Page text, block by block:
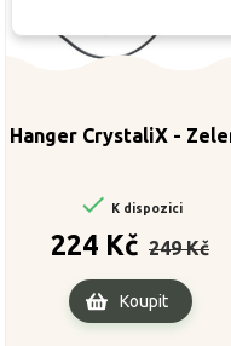
Hanger CrystaliX -
 K dispozici
224 Kč
cena
249 Kč
Koupit